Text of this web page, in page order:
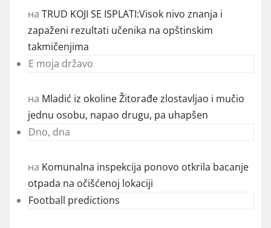
на TRUD KOJI SE ISPLATI:Visok nivo znanja i
zapaženi rezultati učenika na opštinskim
takmičenjima
E moja državo
на Mladić iz okoline Žitorađe zlostavljao i mučio
jednu osobu, napao drugu, pa uhapšen
Dno, dna
на Komunalna inspekcija ponovo otkrila bacanje
otpada na očišćenoj lokaciji
Football predictions